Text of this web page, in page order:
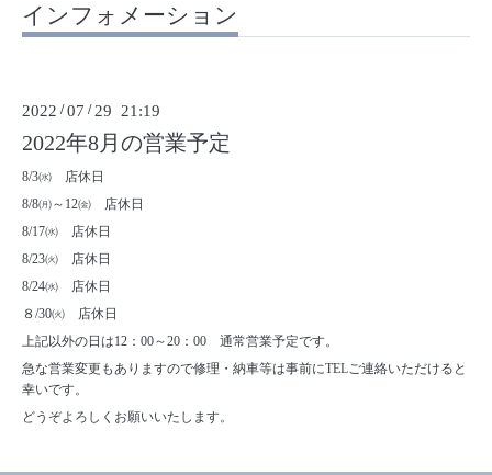
インフォメーション
2022 /07 / 29 21:19
2022年8月の営業予定
8/3㈬ 店休日
8/8㈪～12㈮ 店休日
8/17㈬ 店休日
8/23㈫ 店休日
8/24㈬ 店休日
８/30㈫ 店休日
上記以外の日は12：00～20：00 通常営業予定です。
急な営業変更もありますので修理・納車等は事前にTELご連絡いただけると
幸いです。
どうぞよろしくお願いいたします。